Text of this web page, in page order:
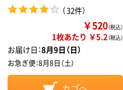
（32件）
￥520（税込）
1枚あたり ￥5.2（税込）
お届け日：8月9日（日）
お急ぎ便：8月8日（土）
カゴへ